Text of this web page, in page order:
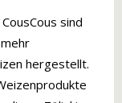
sind
hergestellt.